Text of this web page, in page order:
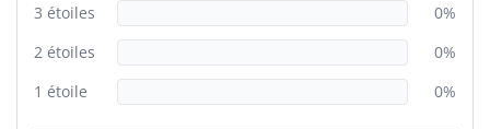
3 étoiles
0%
2 étoiles
0%
1 étoile
0%